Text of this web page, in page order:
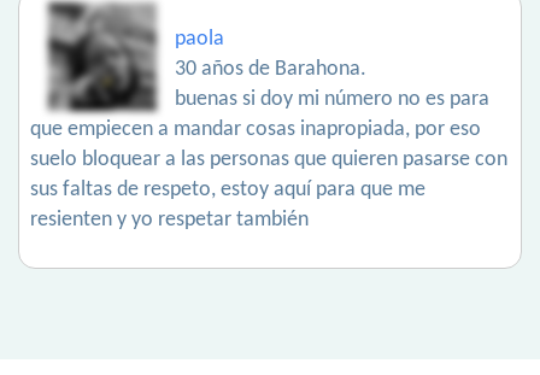
paola
30 años de Barahona.
buenas si doy mi número no es para
que empiecen a mandar cosas inapropiada, por eso
suelo bloquear a las personas que quieren pasarse con
sus faltas de respeto, estoy aquí para que me
resienten y yo respetar también